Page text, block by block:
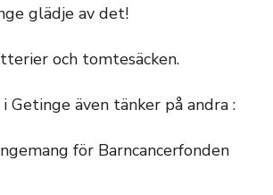
glädje av det!
och tomtesäcken.
Getinge även tänker på andra :
för Barncancerfonden